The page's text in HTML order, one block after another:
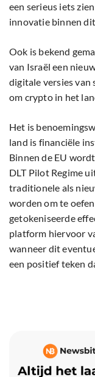
een serieus iets
innovatie binnen
Ook is bekend
van Israël een
digitale versies van
om crypto in het
Het is
land is financiële
Binnen de EU
DLT Pilot Regime
traditionele als
worden om te
getokeniseerde
platform hiervoor
wanneer dit
een positief teken